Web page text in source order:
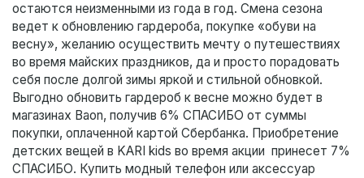
остаются неизменными из года в год. Смена сезона
ведет к обновлению гардероба, покупке «обуви на
весну», желанию осуществить мечту о путешествиях
во время майских праздников, да и просто порадовать
себя после долгой зимы яркой и стильной обновкой.
Выгодно обновить гардероб к весне можно будет в
магазинах Baon, получив 6% СПАСИБО от суммы
покупки, оплаченной картой Сбербанка. Приобретение
детских вещей в KARI kids во время акции принесет 7%
СПАСИБО. Купить модный телефон или аксессуар